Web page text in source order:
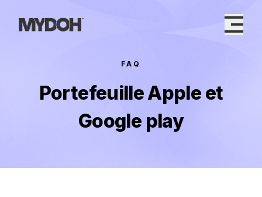
content
FAQ
Portefeuille Apple et
Google play